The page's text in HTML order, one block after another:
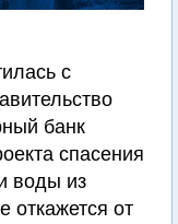
с
банк
спасения
воды из
откажется от